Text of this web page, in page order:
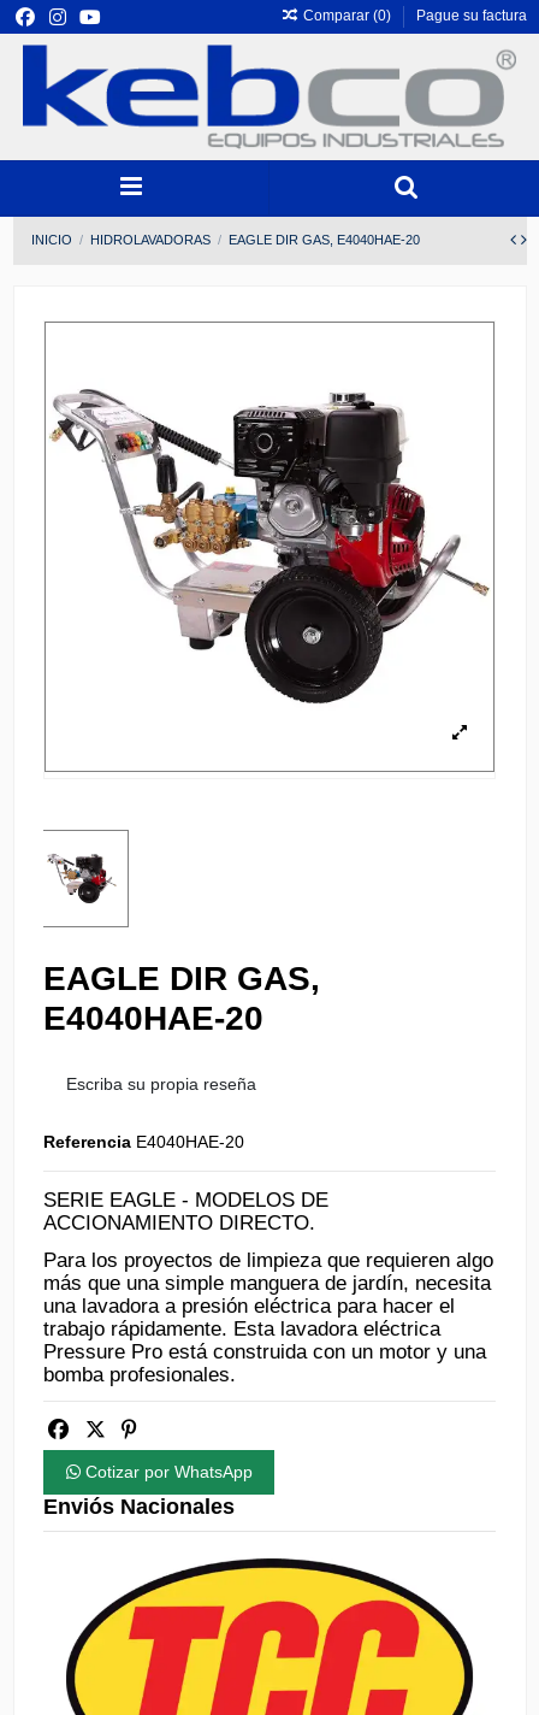
Comparar (0) Pague su factura
INICIO HIDROLAVADORAS EAGLE DIR GAS, E4040HAE-20
EAGLE DIR GAS,
E4040HAE-20
Escriba su propia reseña
Referencia E4040HAE-20
SERIE EAGLE - MODELOS DE
ACCIONAMIENTO DIRECTO.
Para los proyectos de limpieza que requieren algo
más que una simple manguera de jardín, necesita
una lavadora a presión eléctrica para hacer el
trabajo rápidamente. Esta lavadora eléctrica
Pressure Pro está construida con un motor y una
bomba profesionales.
Cotizar por WhatsApp
Enviós Nacionales